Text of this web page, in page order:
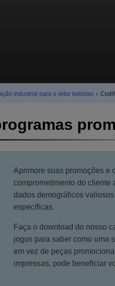
industrial para o setor bebidas ›
Aprimore suas promoções e
comprometimento do cliente
dados demográficos
específicas.
Faça o download do nosso
jogos para saber como uma
em vez de peças
impressas, pode beneficiar